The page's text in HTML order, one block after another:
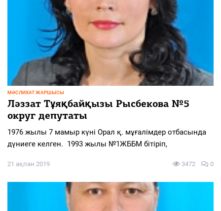
МӘСЛИХАТ ЖАРШЫСЫ
Ләззат Тұяқбайқызы Рысбекова №5
округ депутаты
1976 жылы 7 мамыр күні Орал қ. мұғалімдер отбасында
дүниеге келген. 1993 жылы №1ЖББМ бітіріп,
21 ақпан 2019 3472 0